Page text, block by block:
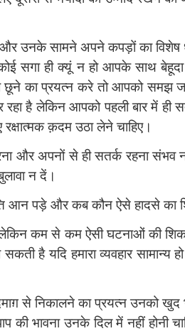
सामने अपने कपड़ों का विशेष
सगा ही क्यूं न हो आपके साथ
छूने का प्रयत्न करे तो आपको समझ
है लेकिन आपको पहली बार में ही
क़दम उठा लेने चाहिए।
और अपनों से ही सतर्क रहना संभव
न दें।
आन पड़े और कब कौन ऐसे हादसे का
लेकिन कम से कम ऐसी घटनाओं की
है यदि हमारा व्यवहार सामान्य
से निकालने का प्रयत्‍न उनको खुद
भावना उनके दिल में नहीं होनी